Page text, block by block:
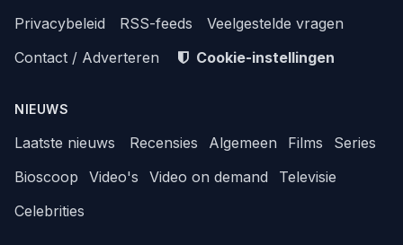
Privacybeleid
RSS-feeds
Veelgestelde vragen
Contact / Adverteren
Cookie-instellingen
NIEUWS
Laatste nieuws Recensies Algemeen Films
Series
Bioscoop
Video's Video on demand
Televisie
Celebrities